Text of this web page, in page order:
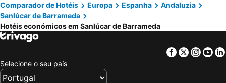
Al Sur de Chipiona
Hotel Palacio Marqués de Arizón
Hotel Caribe
Apartahotel La Espadaña
Hotel La Parrita
Posada de Palacio
Brasilia
Comparador de Hotéis Europa Espanha
Andaluzia
Sanlúcar de Barrameda
Hotéis económicos em Sanlúcar de Barrameda
Facebook
Twitter
Selecione o seu país